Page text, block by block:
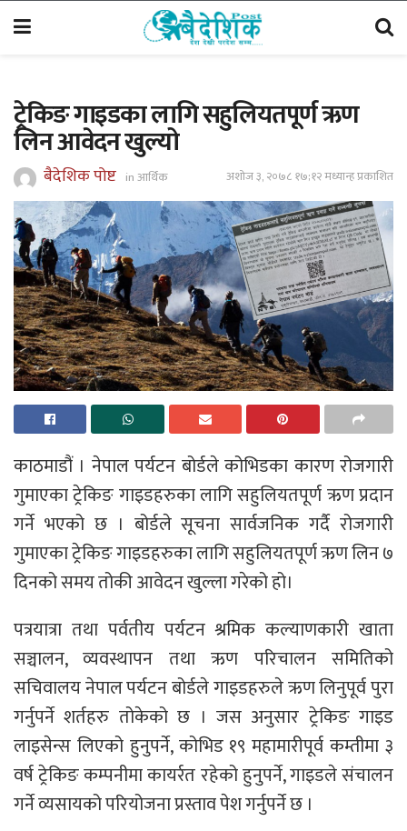
ट्रेकिङ गाइडका लागि सहुलियतपूर्ण ऋण
लिन आवेदन खुल्यो
बैदेशिक पोष्ट inआर्थिक अशोज ३, २०७८ १७;१२ मध्यान्ह प्रकाशित
काठमाडौं । नेपाल पर्यटन बोर्डले कोभिडका कारण रोजगारी
गुमाएका ट्रेकिङ गाइडहरुका लागि सहुलियतपूर्ण ऋण प्रदान
गर्ने भएको छ । बोर्डले सूचना सार्वजनिक गर्दै रोजगारी
गुमाएका ट्रेकिङ गाइडहरुका लागि सहुलियतपूर्ण ऋण लिन ७
दिनको समय तोकी आवेदन खुल्ला गरेको हो।
पत्रयात्रा तथा पर्वतीय पर्यटन श्रमिक कल्याणकारी खाता
सञ्चालन, व्यवस्थापन तथा ऋण परिचालन समितिको
सचिवालय नेपाल पर्यटन बोर्डले गाइडहरुले ऋण लिनुपूर्व पुरा
गर्नुपर्ने शर्तहरु तोकेको छ । जस अनुसार ट्रेकिङ गाइड
लाइसेन्स लिएको हुनुपर्ने, कोभिड १९ महामारीपूर्व कम्तीमा ३
वर्ष ट्रेकिङ कम्पनीमा कायर्रत रहेको हुनुपर्ने, गाइडले संचालन
गर्ने व्यसायको परियोजना प्रस्ताव पेश गर्नुपर्ने छ ।